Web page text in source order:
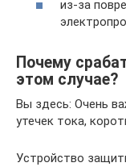
из-за
Почему
этом случае?
Вы здесь: Очень
утечек тока,
Устройство